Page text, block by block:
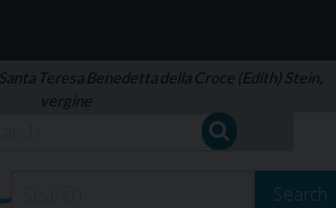
Santa Teresa Benedetta della Croce (Edith) Stein,
vergine
Search